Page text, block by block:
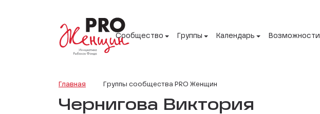
Сообщество Группы Календарь Возможности
Главная Группы сообщества PRO Женщин
Чернигова Виктория